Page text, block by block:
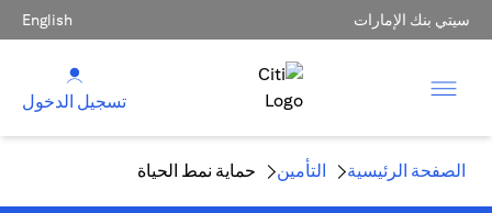
سيتي بنك الإمارات English
تسجيل الدخول
الصفحة الرئيسية التأمين حماية نمط الحياة